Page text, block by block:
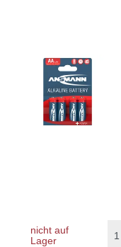
nicht auf
Lager